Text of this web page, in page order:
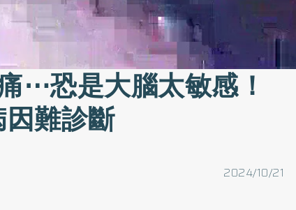
⋯恐是大腦太敏感！
難診斷
2024/10/21